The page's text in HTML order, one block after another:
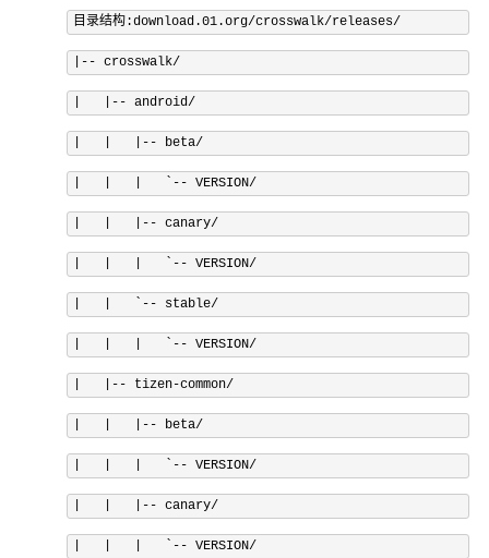
目录结构:download .01.org/crosswalk/releases/
|-- crosswalk/
|-- android/
|-- beta/
`-- VERSION/
|   |   |-- canary/
-- VERSION/
`-- stable/
-- VERSION/
|-- tizen-common/
|-- beta/
`-- VERSION/
|   |   |-- canary/
-- VERSION/